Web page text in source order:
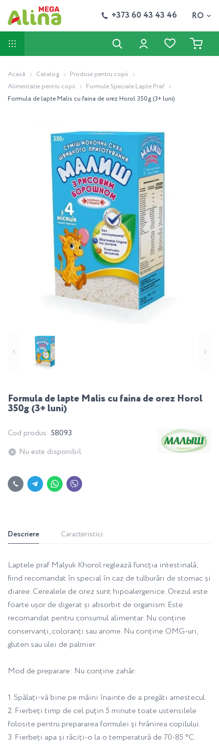
+373 60 43 43 46 RO
Acasă Catalog
Produse pentru copii
Alimentatie pentru copii
Formule Speciale Lapte Praf
Formula de lapte Malis cu faina de orez Horol 350g (3+ luni)
Formula de lapte Malis cu faina de orez Horol
350g (3+ luni)
Cod produs: 58093
Nu este disponibil
Descriere Caracteristici
Laptele praf Malyuk Khorol reglează funcția intestinală,
fiind recomandat în special în caz de tulburări de stomac și
diaree. Cerealele de orez sunt hipoalergenice. Orezul este
foarte ușor de digerat și absorbit de organism. Este
recomandat pentru consumul alimentar. Nu conține
conservanți, coloranți sau arome. Nu conține OMG-uri,
gluten sau ulei de palmier.
Mod de preparare: Nu conține zahăr:
1. Spălați-vă bine pe mâini înainte de a pregăti amestecul.
2. Fierbeți timp de cel puțin 5 minute toate ustensilele
folosite pentru prepararea formulei și hrănirea copilului.
3. Fierbeți apa și răciți-o la o temperatură de 70-85 °C.